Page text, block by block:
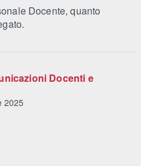
Docente, quanto
Docenti e
2025